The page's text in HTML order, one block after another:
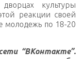
культуры
реакции своей
молодежь по 18-20
“ВКонтакте”.